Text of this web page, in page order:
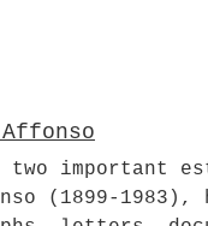
two important
(1899-